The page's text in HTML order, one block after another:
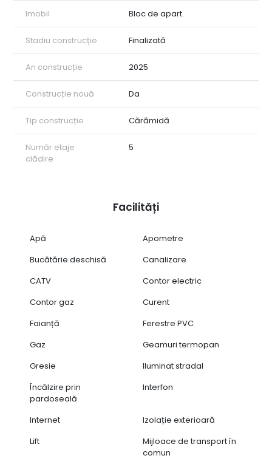
Imobil Bloc de apart.
Stadiu construcție Finalizată
An construcție 2025
Construcție nouă Da
Tip construcție Cărămidă
Număr etaje
clădire
5
Facilități
Apă
Apometre
Bucătărie deschisă
Canalizare
CATV
Contor electric
Contor gaz
Curent
Faianță
Ferestre PVC
Gaz
Geamuri termopan
Gresie
Iluminat stradal
Încălzire prin
pardoseală
Interfon
Internet
Izolație exterioară
Lift
Mijloace de transport în
comun